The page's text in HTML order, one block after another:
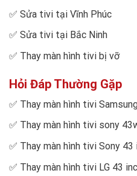
✅ Sửa tivi tại Vĩnh Phúc
✅ Sửa tivi tại Bắc Ninh
✅ Thay màn hình tivi bị vỡ
Hỏi Đáp Thường Gặp
✅ Thay màn hình tivi
✅ Thay màn hình tivi sony
✅ Thay màn hình tivi Sony 43
✅ Thay màn hình tivi LG 43